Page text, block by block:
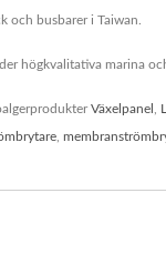
och busbarer i Taiwan.
högkvalitativa marina
Växelpanel